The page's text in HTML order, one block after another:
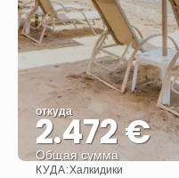
откуда
2.472 €
Общая сумма
КУДА:Халкидики